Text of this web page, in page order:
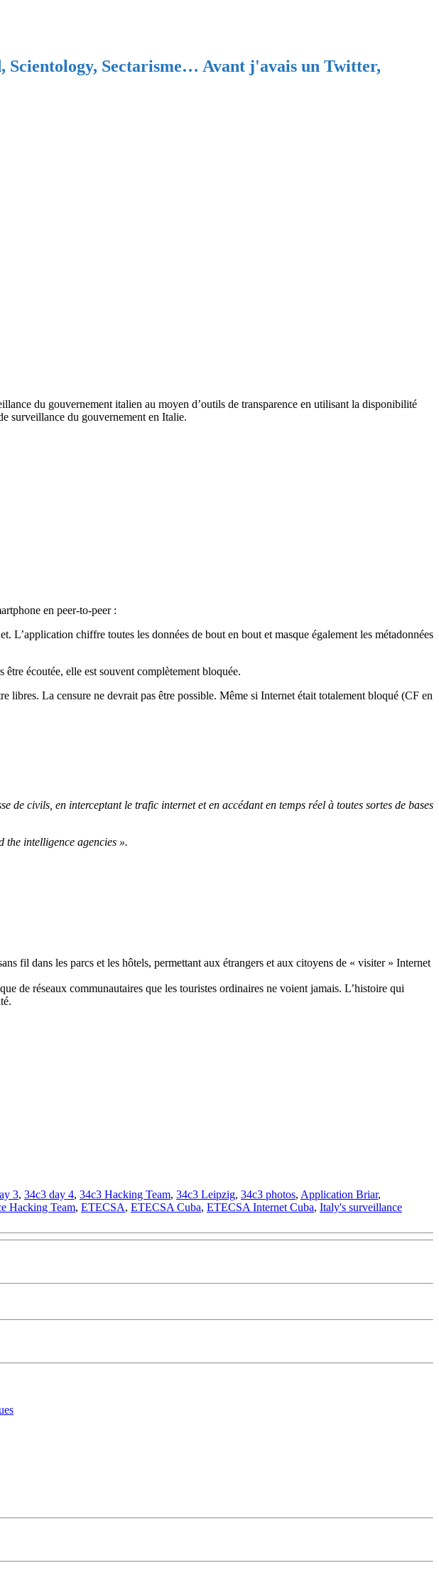
Scientology, Sectarisme… Avant j'avais un Twitter,
du gouvernement italien au moyen d’outils de transparence en utilisant la disponibilité
surveillance du gouvernement en Italie.
en peer-to-peer :
L’application chiffre toutes les données de bout en bout et masque également les métadonnées
écoutée, elle est souvent complètement bloquée.
libres. La censure ne devrait pas être possible. Même si Internet était totalement bloqué (CF en
de civils, en interceptant le trafic internet et en accédant en temps réel à toutes sortes de bases
the intelligence agencies ».
fil dans les parcs et les hôtels, permettant aux étrangers et aux citoyens de « visiter » Internet
de réseaux communautaires que les touristes ordinaires ne voient jamais. L’histoire qui
3, 34c3 day 4, 34c3 Hacking Team, 34c3 Leipzig, 34c3 photos, Application Briar,
Hacking Team, ETECSA, ETECSA Cuba, ETECSA Internet Cuba, Italy's surveillance